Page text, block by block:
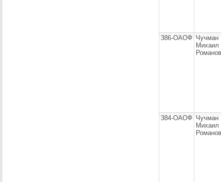
386-ОАОФ Чучман
Михаил
384-ОАОФ Чучман
Михаил